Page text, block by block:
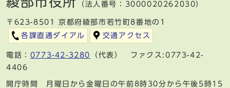
（法人番号：3000020262030）
〒623-8501 京都府綾部市若竹町8番地の1
各課直通ダイアル
交通アクセス
電話： 0773-42-3280
（代表） ファクス:0773-42-
4406
開庁時間 月曜日から金曜日の午前8時30分から午後5時15